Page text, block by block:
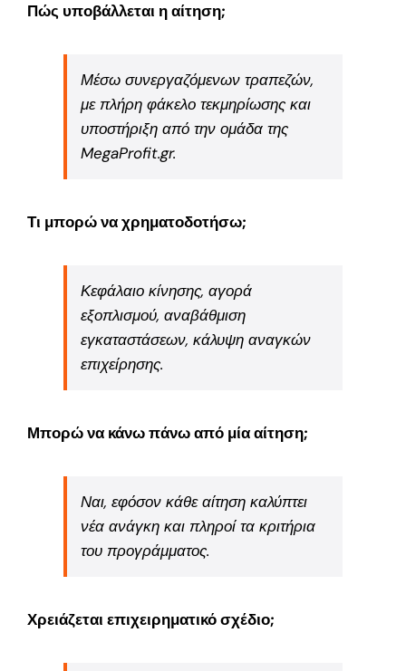
Πώς υποβάλλεται η αίτηση;
Μέσω συνεργαζόμενων τραπεζών,
με πλήρη φάκελο τεκμηρίωσης και
υποστήριξη από την ομάδα της
MegaProfit.gr.
Τι μπορώ να χρηματοδοτήσω;
Κεφάλαιο κίνησης, αγορά
εξοπλισμού, αναβάθμιση
εγκαταστάσεων, κάλυψη αναγκών
επιχείρησης.
Μπορώ να κάνω πάνω από μία αίτηση;
Ναι, εφόσον κάθε αίτηση καλύπτει
νέα ανάγκη και πληροί τα κριτήρια
του προγράμματος.
Χρειάζεται επιχειρηματικό σχέδιο;